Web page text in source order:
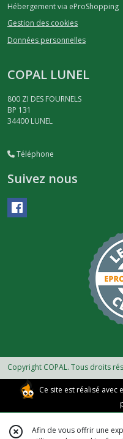
Hébergement via eProShopping
Gestion des cookies
Données personnelles
COPAL LUNEL
800 ZI DES FOURNELS
BP 131
34400 LUNEL
Téléphone
Suivez nous
Copyright COPAL. Tous droits
Ce site est réalisé avec
Afin de vous offrir une